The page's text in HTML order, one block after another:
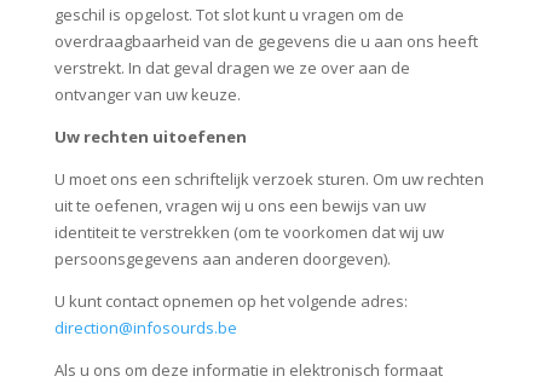
geschil is opgelost. Tot slot kunt u vragen om de
overdraagbaarheid van de gegevens die u aan ons heeft
verstrekt. In dat geval dragen we ze over aan de
ontvanger van uw keuze.
Uw rechten uitoefenen
U moet ons een schriftelijk verzoek sturen. Om uw rechten
uit te oefenen, vragen wij u ons een bewijs van uw
identiteit te verstrekken (om te voorkomen dat wij uw
persoonsgegevens aan anderen doorgeven).
U kunt contact opnemen op het volgende adres:
direction@infosourds.be
Als u ons om deze informatie in elektronisch formaat